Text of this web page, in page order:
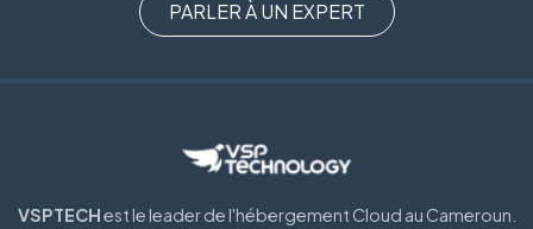
PARLER À UN EXPERT
VSPTECHest le leader de l'hébergement Cloud au Cameroun.